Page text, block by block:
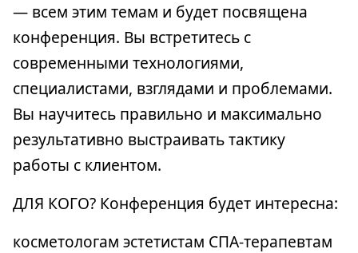
— всем этим темам и будет посвящена
конференция. Вы встретитесь с
современными технологиями,
специалистами, взглядами и проблемами.
Вы научитесь правильно и максимально
результативно выстраивать тактику
работы с клиентом.
ДЛЯ КОГО? Конференция будет интересна:
косметологам эстетистам СПА-терапевтам